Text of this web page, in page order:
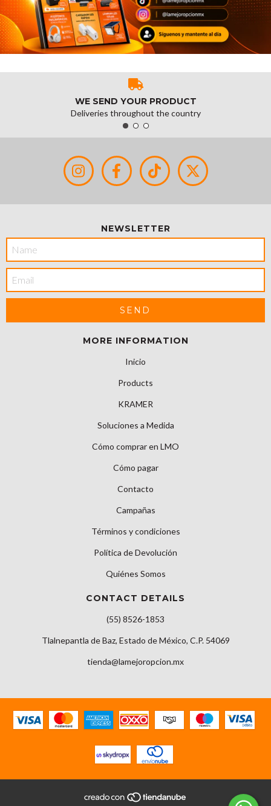
WE SEND YOUR PRODUCT
Deliveries throughout the country
NEWSLETTER
MORE INFORMATION
Inicio
Products
KRAMER
Soluciones a Medida
Cómo comprar en LMO
Cómo pagar
Contacto
Campañas
Términos y condiciones
Política de Devolución
Quiénes Somos
CONTACT DETAILS
(55) 8526-1853
Tlalnepantla de Baz, Estado de México, C.P. 54069
tienda@lamejoropcion.mx